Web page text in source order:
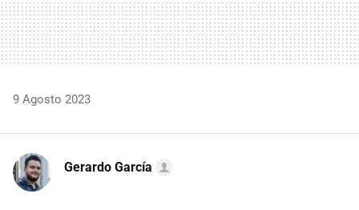
9 Agosto 2023
Gerardo García